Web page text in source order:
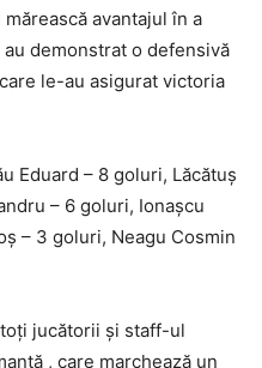
avantajul în a
demonstrat o defensivă
le-au asigurat victoria
Eduard – 8 goluri, Lăcătuș
– 6 goluri, Ionașcu
– 3 goluri, Neagu Cosmin
jucătorii și staff-ul
, care marchează un